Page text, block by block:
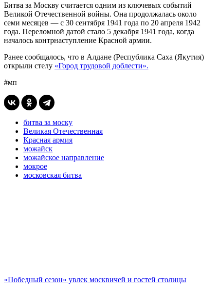
Битва за Москву считается одним из ключевых событий
Великой Отечественной войны. Она продолжалась около
семи месяцев — с 30 сентября 1941 года по 20 апреля 1942
года. Переломной датой стало 5 декабря 1941 года, когда
началось контрнаступление Красной армии.
Ранее сообщалось, что в Алдане (Республика Саха (Якутия)
открыли стелу «Город трудовой доблести».
#мп
битва за моску
Великая Отечественная
Красная армия
можайск
можайское направление
мокрое
московская битва
«Победный сезон» увлек москвичей и гостей столицы